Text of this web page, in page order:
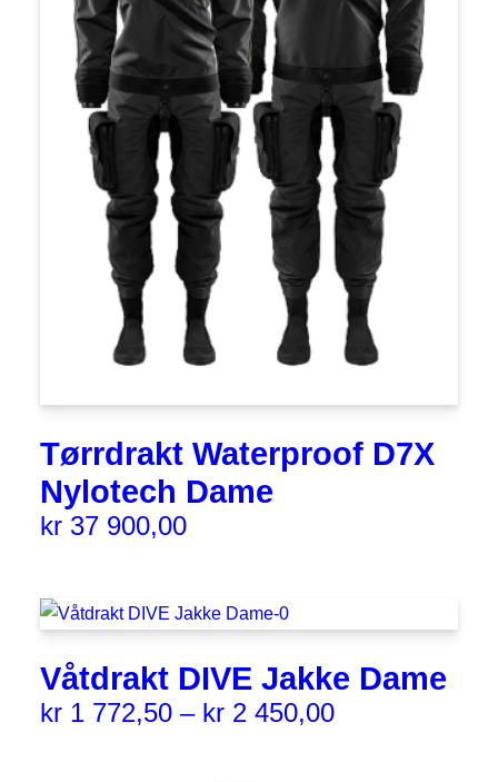
Tørrdrakt Waterproof D7X
Nylotech Dame
kr 37 900,00
Våtdrakt DIVE Jakke Dame
kr 1 772,50 – kr 2 450,00